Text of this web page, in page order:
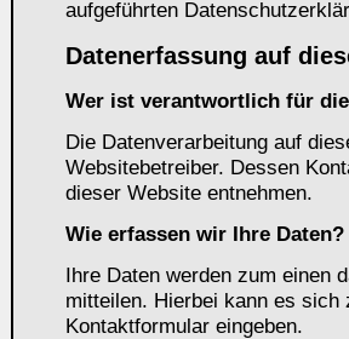
aufgeführten
Datenerfassung auf
Wer ist verantwortlich für
Die Datenverarbeitung auf
Websitebetreiber. Dessen
dieser Website entnehmen.
Wie erfassen wir Ihre Daten?
Ihre Daten werden zum einen
mitteilen. Hierbei kann es sich
Kontaktformular eingeben.